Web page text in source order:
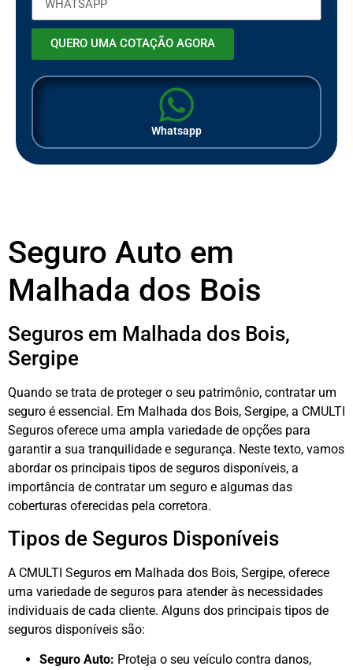
QUERO UMA COTAÇÃO AGORA
Whatsapp
Seguro Auto em
Malhada dos Bois
Seguros em Malhada dos Bois,
Sergipe
Quando se trata de proteger o seu patrimônio, contratar um
seguro é essencial. Em Malhada dos Bois, Sergipe, a CMULTI
Seguros oferece uma ampla variedade de opções para
garantir a sua tranquilidade e segurança. Neste texto, vamos
abordar os principais tipos de seguros disponíveis, a
importância de contratar um seguro e algumas das
coberturas oferecidas pela corretora.
Tipos de Seguros Disponíveis
A CMULTI Seguros em Malhada dos Bois, Sergipe, oferece
uma variedade de seguros para atender às necessidades
individuais de cada cliente. Alguns dos principais tipos de
seguros disponíveis são:
Seguro Auto: Proteja o seu veículo contra danos,